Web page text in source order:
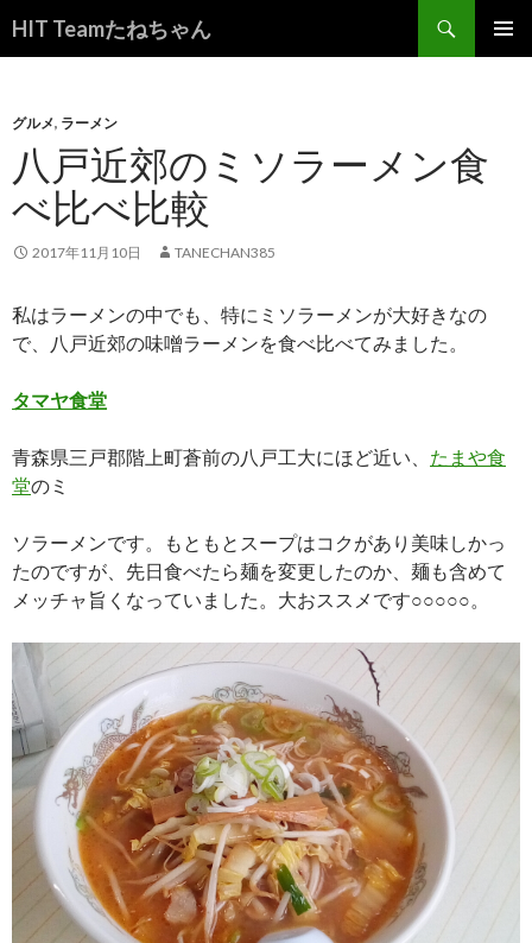
HIT Teamたねちゃん
索
ン
ツ
へ
ス
ッ
グルメ, ラーメン
八戸近郊のミソラーメン食
べ比べ比較
2017年11月10日 TANECHAN385
私はラーメンの中でも、特にミソラーメンが大好きなの
で、八戸近郊の味噌ラーメンを食べ比べてみました。
タマヤ食堂
青森県三戸郡階上町蒼前の八戸工大にほど近い、 たまや食
堂のミ
ソラーメンです。もともとスープはコクがあり美味しかっ
たのですが、先日食べたら麺を変更したのか、麺も含めて
メッチャ旨くなっていました。大おススメです○○○○○。